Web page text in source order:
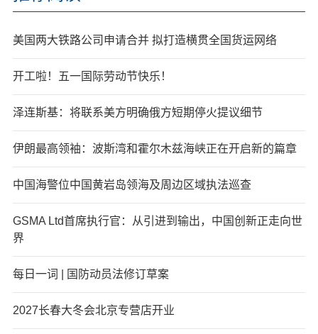
美国两大铁路公司申请合并 拟打造横贯全国货运网络
开工啦！五一国际劳动节快乐！
泽连斯基：将联系美方明确俄方短期停火提议细节
伊朗最高领袖：波斯湾和霍尔木兹海峡正在开启新的篇章
中国海警位中国黄岩岛领海及周边区域执法巡查
GSMA Ltd首席执行官：从引进到输出，中国创新正走向世
界
每日一词 | 国防动员法修订草案
2027长春大冬会北京专营店开业